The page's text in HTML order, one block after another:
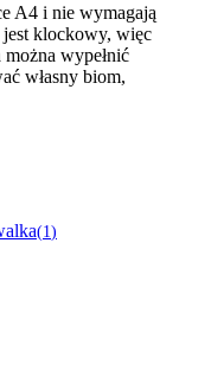
A4 i nie wymagają
klockowy, więc
wypełnić
własny biom,
(1 )